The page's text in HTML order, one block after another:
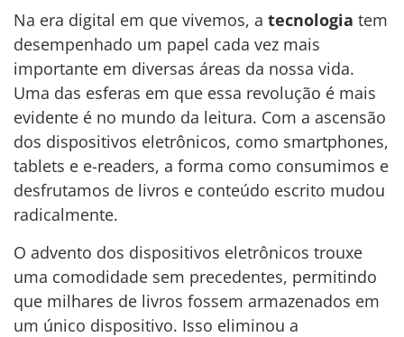
Na era digital em que vivemos, a tecnologia tem
desempenhado um papel cada vez mais
importante em diversas áreas da nossa vida.
Uma das esferas em que essa revolução é mais
evidente é no mundo da leitura. Com a ascensão
dos dispositivos eletrônicos, como smartphones,
tablets e e-readers, a forma como consumimos e
desfrutamos de livros e conteúdo escrito mudou
radicalmente.
O advento dos dispositivos eletrônicos trouxe
uma comodidade sem precedentes, permitindo
que milhares de livros fossem armazenados em
um único dispositivo. Isso eliminou a